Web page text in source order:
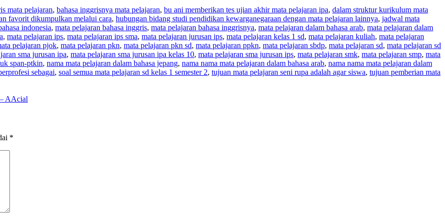
mata pelajaran, bahasa inggrisnya mata pelajaran, bu ani memberikan tes ujian akhir mata pelajaran ipa, dalam struktur kurikulum mata
favorit dikumpulkan melalui cara, hubungan bidang studi pendidikan kewarganegaraan dengan mata pelajaran lainnya, jadwal mata
indonesia, mata pelajaran bahasa inggris, mata pelajaran bahasa inggrisnya, mata pelajaran dalam bahasa arab, mata pelajaran dalam
, mata pelajaran ips, mata pelajaran ips sma, mata pelajaran jurusan ips, mata pelajaran kelas 1 sd, mata pelajaran kuliah, mata pelajaran
pelajaran pjok, mata pelajaran pkn, mata pelajaran pkn sd, mata pelajaran ppkn, mata pelajaran sbdp, mata pelajaran sd, mata pelajaran sd
sma jurusan ipa, mata pelajaran sma jurusan ipa kelas 10, mata pelajaran sma jurusan ips, mata pelajaran smk, mata pelajaran smp, mata
span-ptkin, nama mata pelajaran dalam bahasa jepang, nama nama mata pelajaran dalam bahasa arab, nama nama mata pelajaran dalam
sebagai, soal semua mata pelajaran sd kelas 1 semester 2, tujuan mata pelajaran seni rupa adalah agar siswa, tujuan pemberian mata
AAcial
*